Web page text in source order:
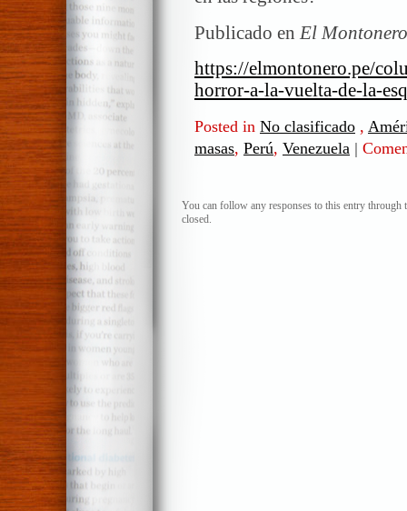
Publicado en El
https://elmontonero.pe/
horror-a-la-vuelta-de-la-
Posted in No clasificado ,
masas, Perú, Venezuela |
You can follow any responses to this entry through
closed.